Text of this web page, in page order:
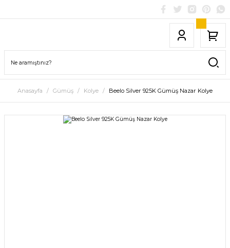
Anasayfa Gümüş Kolye Beelo Silver 925K Gümüş Nazar Kolye